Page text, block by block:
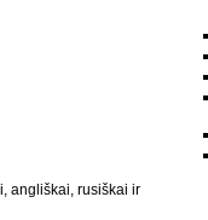
angliškai, rusiškai ir